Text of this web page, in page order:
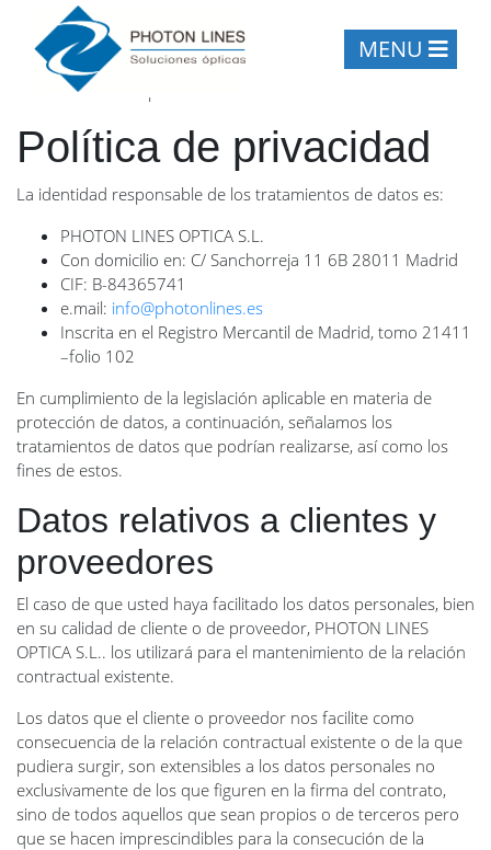
MENU
Política de privacidad
Política de privacidad
La identidad responsable de los tratamientos de datos es:
PHOTON LINES OPTICA S.L.
Con domicilio en: C/ Sanchorreja 11 6B 28011 Madrid
CIF: B-84365741
e.mail: info@photonlines.es
Inscrita en el Registro Mercantil de Madrid, tomo 21411
–folio 102
En cumplimiento de la legislación aplicable en materia de
protección de datos, a continuación, señalamos los
tratamientos de datos que podrían realizarse, así como los
fines de estos.
Datos relativos a clientes y
proveedores
El caso de que usted haya facilitado los datos personales, bien
en su calidad de cliente o de proveedor, PHOTON LINES
OPTICA S.L.. los utilizará para el mantenimiento de la relación
contractual existente.
Los datos que el cliente o proveedor nos facilite como
consecuencia de la relación contractual existente o de la que
pudiera surgir, son extensibles a los datos personales no
exclusivamente de los que figuren en la firma del contrato,
sino de todos aquellos que sean propios o de terceros pero
que se hacen imprescindibles para la consecución de la